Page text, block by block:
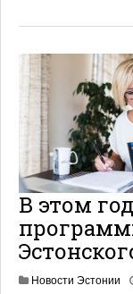
В этом
Новости Эстонии